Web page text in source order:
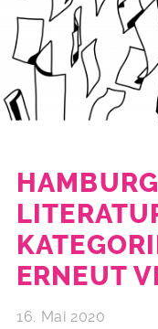
ERNEUT
16. Mai 2020